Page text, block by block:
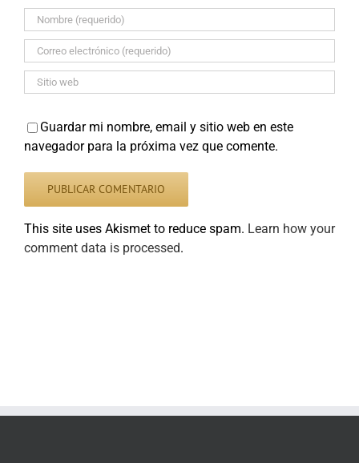
Guardar mi nombre, email y sitio web en este
navegador para la próxima vez que comente.
This site uses Akismet to reduce spam. Learn how your
comment data is processed.